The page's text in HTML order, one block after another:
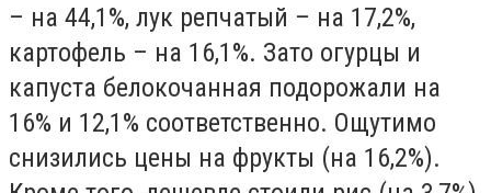
– на 44,1%, лук репчатый – на 17,2%,
картофель – на 16,1%. Зато огурцы и
капуста белокочанная подорожали на
16% и 12,1% соответственно. Ощутимо
снизились цены на фрукты (на 16,2%).